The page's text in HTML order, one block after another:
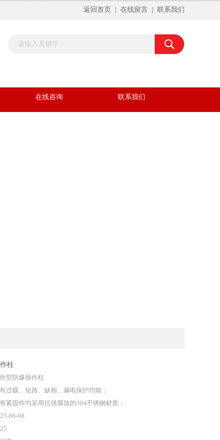
返回首页 在线留言 联系我们
在线咨询 联系我们
柱
型防爆操作柱
过载、短路、缺相、漏电保护功能；
紧固件均采用抗强腐蚀的304不锈钢材质；
06-08